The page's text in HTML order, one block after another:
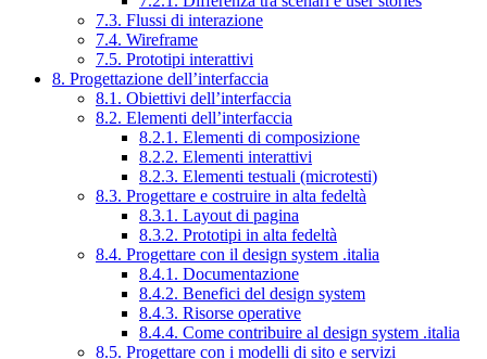
7.3. Flussi di interazione
7.4. Wireframe
7.5. Prototipi interattivi
8. Progettazione dell’interfaccia
8.1. Obiettivi dell’interfaccia
8.2. Elementi dell’interfaccia
8.2.1. Elementi di composizione
8.2.2. Elementi interattivi
8.2.3. Elementi testuali (microtesti)
8.3. Progettare e costruire in alta fedeltà
8.3.1. Layout di pagina
8.3.2. Prototipi in alta fedeltà
8.4. Progettare con il design system .italia
8.4.1. Documentazione
8.4.2. Benefici del design system
8.4.3. Risorse operative
8.4.4. Come contribuire al design system .italia
8.5. Progettare con i modelli di sito e servizi